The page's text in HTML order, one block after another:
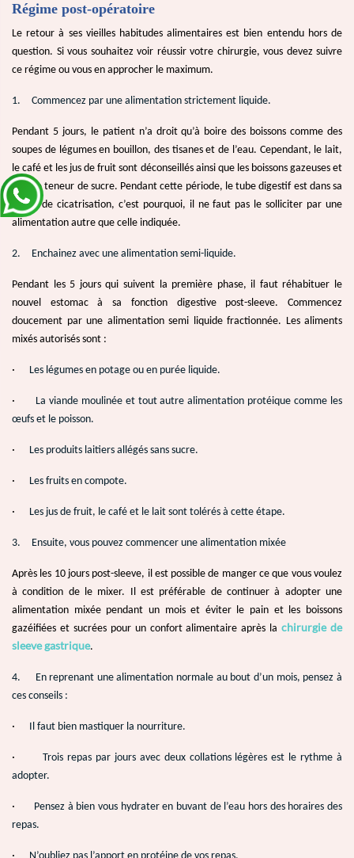
Régime post-opératoire
Le retour à ses vieilles habitudes alimentaires est bien entendu hors de
question. Si vous souhaitez voir réussir votre chirurgie, vous devez suivre
ce régime ou vous en approcher le maximum.
1. Commencez par une alimentation strictement liquide.
Pendant 5 jours, le patient n’a droit qu’à boire des boissons comme des
soupes de légumes en bouillon, des tisanes et de l’eau. Cependant, le lait,
le café et les jus de fruit sont déconseillés ainsi que les boissons gazeuses et
à forte teneur de sucre. Pendant cette période, le tube digestif est dans sa
phase de cicatrisation, c’est pourquoi, il ne faut pas le solliciter par une
alimentation autre que celle indiquée.
2. Enchainez avec une alimentation semi-liquide.
Pendant les 5 jours qui suivent la première phase, il faut réhabituer le
nouvel estomac à sa fonction digestive post-sleeve. Commencez
doucement par une alimentation semi liquide fractionnée. Les aliments
mixés autorisés sont :
· Les légumes en potage ou en purée liquide.
·
La viande moulinée et tout autre alimentation protéique comme les
œufs et le poisson.
· Les produits laitiers allégés sans sucre.
· Les fruits en compote.
· Les jus de fruit, le café et le lait sont tolérés à cette étape.
3. Ensuite, vous pouvez commencer une alimentation mixée
Après les 10 jours post-sleeve, il est possible de manger ce que vous voulez
à condition de le mixer. Il est préférable de continuer à adopter une
alimentation mixée pendant un mois et éviter le pain et les boissons
gazéifiées et sucrées pour un confort alimentaire après lachirurgie de
sleeve gastrique.
4.
En reprenant une alimentation normale au bout d’un mois, pensez à
ces conseils :
· Il faut bien mastiquer la nourriture.
·
Trois repas par jours avec deux collations légères est le rythme à
adopter.
·
Pensez à bien vous hydrater en buvant de l’eau hors des horaires des
repas.
·